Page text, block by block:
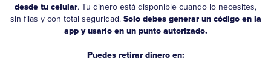
desde tu celular. Tu dinero está disponible cuando lo necesites,
sin filas y con total seguridad. Solo debes generar un código en la
app y usarlo en un punto autorizado.
Puedes retirar dinero en: